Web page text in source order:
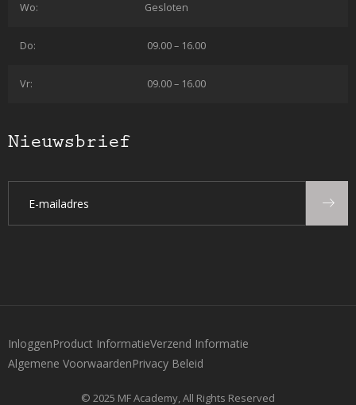
Wo: Gesloten
Do: 09.00 – 16.00
Vr: 09.00 – 16.00
Nieuwsbrief
InloggenProduct InformatieVerzend Informatie
Algemene VoorwaardenPrivacy Beleid
© 2025 MF Academy, All Rights Reserved